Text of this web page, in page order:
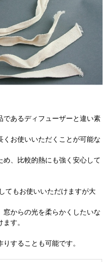
あるディフューザーと違い素
お使いいただくことが可能な
、比較的熱にも強く安心して
てもお使いいただけますが大
からの光を柔らかくしたいな
す。
することも可能です。